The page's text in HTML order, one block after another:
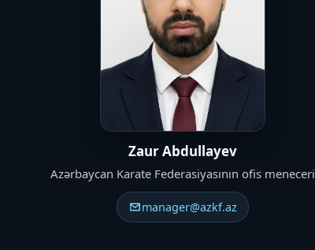
Zaur Abdullayev
Azərbaycan Karate Federasiyasının ofis meneceri
manager@azkf.az